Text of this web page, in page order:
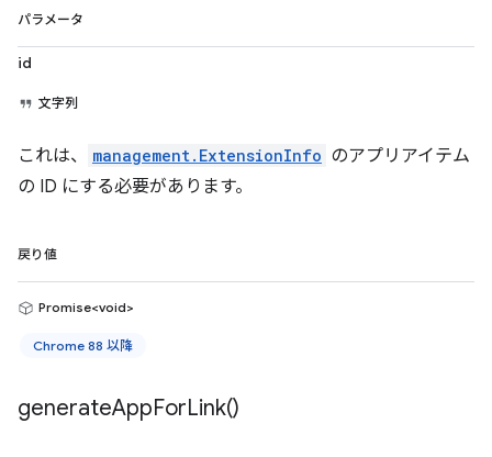
パラメータ
id
文字列
これは、 management.ExtensionInfo のアプリアイテム
の ID にする必要があります。
戻り値
Promise<void>
Chrome 88 以降
generateAppForLink()